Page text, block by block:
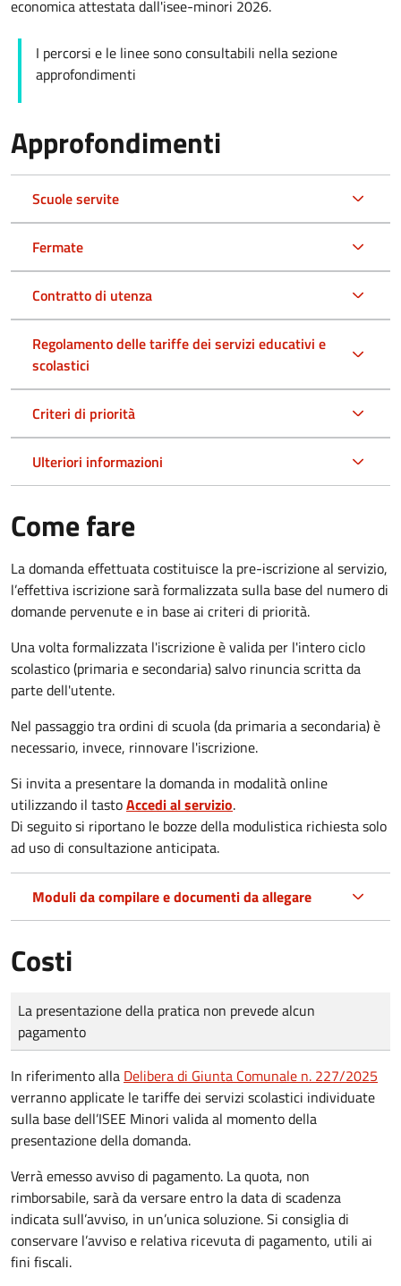
economica attestata dall'isee-minori 2026.
I percorsi e le linee sono consultabili nella sezione
approfondimenti
Approfondimenti
Scuole servite
Fermate
Contratto di utenza
Regolamento delle tariffe dei servizi educativi e
scolastici
Criteri di priorità
Ulteriori informazioni
Come fare
La domanda effettuata costituisce la pre-iscrizione al servizio,
l’effettiva iscrizione sarà formalizzata sulla base del numero di
domande pervenute e in base ai criteri di priorità.
Una volta formalizzata l'iscrizione è valida per l'intero ciclo
scolastico (primaria e secondaria) salvo rinuncia scritta da
parte dell'utente.
Nel passaggio tra ordini di scuola (da primaria a secondaria) è
necessario, invece, rinnovare l'iscrizione.
Si invita a presentare la domanda in modalità online
utilizzando il tastoAccedi al servizio.
Di seguito si riportano le bozze della modulistica richiesta solo
ad uso di consultazione anticipata.
Moduli da compilare e documenti da allegare
Costi
Tipo di pagamento
Importo
La presentazione della pratica non prevede alcun
pagamento
In riferimento alla Delibera di Giunta Comunale n. 227/2025
verranno applicate le tariffe dei servizi scolastici individuate
sulla base dell’ISEE Minori valida al momento della
presentazione della domanda.
Verrà emesso avviso di pagamento. La quota, non
rimborsabile, sarà da versare entro la data di scadenza
indicata sull’avviso, in un’unica soluzione. Si consiglia di
conservare l’avviso e relativa ricevuta di pagamento, utili ai
fini fiscali.